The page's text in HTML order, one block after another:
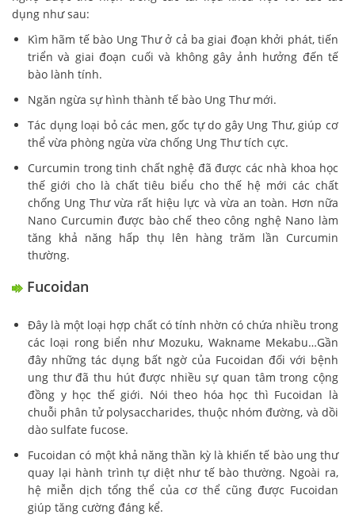
dụng như sau:
Kìm hãm tế bào Ung Thư ở cả ba giai đoạn khởi phát, tiến
triển và giai đoạn cuối và không gây ảnh hưởng đến tế
bào lành tính.
Ngăn ngừa sự hình thành tế bào Ung Thư mới.
Tác dụng loại bỏ các men, gốc tự do gây Ung Thư, giúp cơ
thể vừa phòng ngừa vừa chống Ung Thư tích cực.
Curcumin trong tinh chất nghệ đã được các nhà khoa học
thế giới cho là chất tiêu biểu cho thế hệ mới các chất
chống Ung Thư vừa rất hiệu lực và vừa an toàn. Hơn nữa
Nano Curcumin được bào chế theo công nghệ Nano làm
tăng khả năng hấp thụ lên hàng trăm lần Curcumin
thường.
Fucoidan
Đây là một loại hợp chất có tính nhờn có chứa nhiều trong
các loại rong biển như Mozuku, Wakname Mekabu…Gần
đây những tác dụng bất ngờ của Fucoidan đối với bệnh
ung thư đã thu hút được nhiều sự quan tâm trong cộng
đồng y học thế giới. Nói theo hóa học thì Fucoidan là
chuỗi phân tử polysaccharides, thuộc nhóm đường, và dồi
dào sulfate fucose.
Fucoidan có một khả năng thần kỳ là khiến tế bào ung thư
quay lại hành trình tự diệt như tế bào thường. Ngoài ra,
hệ miễn dịch tổng thể của cơ thể cũng được Fucoidan
giúp tăng cường đáng kể.